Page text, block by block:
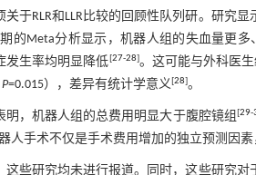
于RLR和LLR比较的回顾性队列研。研究
的Meta分析显示，机器人组的失血量更多
发生率均明显降低[27-28]。这可能与外科医
P=0.015），差异有统计学意义[28]。
明，机器人组的总费用明显大于腹腔镜组 [29-
人手术不仅是手术费用增加的独立预测因素
这些研究均未进行报道。同时，这些研究